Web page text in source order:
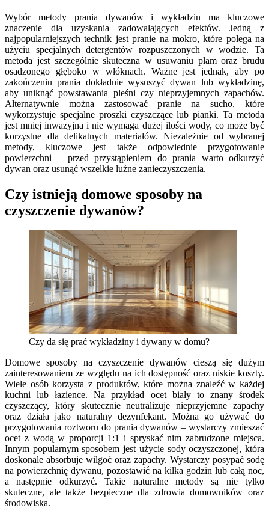
Wybór metody prania dywanów i wykładzin ma kluczowe
znaczenie dla uzyskania zadowalających efektów. Jedną z
najpopularniejszych technik jest pranie na mokro, które polega na
użyciu specjalnych detergentów rozpuszczonych w wodzie. Ta
metoda jest szczególnie skuteczna w usuwaniu plam oraz brudu
osadzonego głęboko w włóknach. Ważne jest jednak, aby po
zakończeniu prania dokładnie wysuszyć dywan lub wykładzinę,
aby uniknąć powstawania pleśni czy nieprzyjemnych zapachów.
Alternatywnie można zastosować pranie na sucho, które
wykorzystuje specjalne proszki czyszczące lub pianki. Ta metoda
jest mniej inwazyjna i nie wymaga dużej ilości wody, co może być
korzystne dla delikatnych materiałów. Niezależnie od wybranej
metody, kluczowe jest także odpowiednie przygotowanie
powierzchni – przed przystąpieniem do prania warto odkurzyć
dywan oraz usunąć wszelkie luźne zanieczyszczenia.
Czy istnieją domowe sposoby na
czyszczenie dywanów?
Czy da się prać wykładziny i dywany w domu?
Domowe sposoby na czyszczenie dywanów cieszą się dużym
zainteresowaniem ze względu na ich dostępność oraz niskie koszty.
Wiele osób korzysta z produktów, które można znaleźć w każdej
kuchni lub łazience. Na przykład ocet biały to znany środek
czyszczący, który skutecznie neutralizuje nieprzyjemne zapachy
oraz działa jako naturalny dezynfekant. Można go używać do
przygotowania roztworu do prania dywanów – wystarczy zmieszać
ocet z wodą w proporcji 1:1 i spryskać nim zabrudzone miejsca.
Innym popularnym sposobem jest użycie sody oczyszczonej, która
doskonale absorbuje wilgoć oraz zapachy. Wystarczy posypać sodę
na powierzchnię dywanu, pozostawić na kilka godzin lub całą noc,
a następnie odkurzyć. Takie naturalne metody są nie tylko
skuteczne, ale także bezpieczne dla zdrowia domowników oraz
środowiska.